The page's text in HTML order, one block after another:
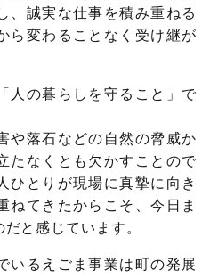
、誠実な仕事を積み重ねる
ら変わることなく受け継が
人の暮らしを守ること」で
や落石などの自然の脅威か
たなくとも欠かすことので
ひとりが現場に真摯に向き
ねてきたからこそ、今日ま
と感じています。
いるえごま事業は町の発展